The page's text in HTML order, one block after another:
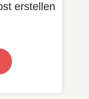
erstellen